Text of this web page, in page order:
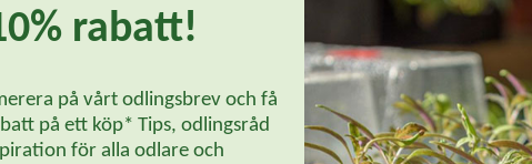
svart,
rabatt!
på vårt odlingsbrev och få
på ett köp* Tips, odlingsråd
för alla odlare och